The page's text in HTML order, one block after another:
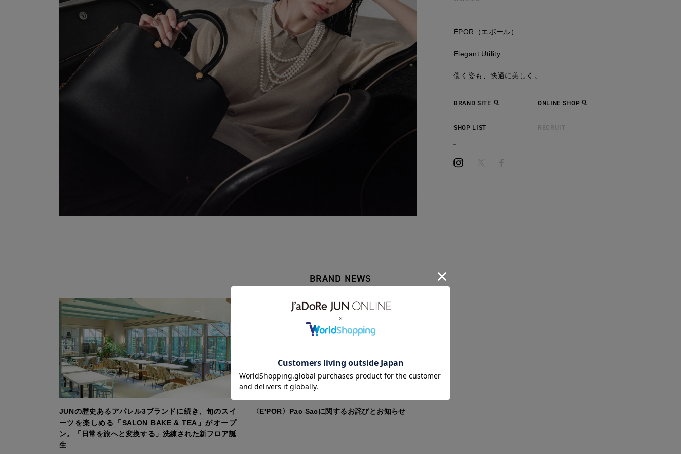
ÉPOR（エポール）
Elegant Utility
働く姿も、快適に美しく。
BRAND SITE ONLINE SHOP
SHOP LIST RECRUIT
BRAND NEWS
JUNの歴史あるアパレル3ブランドに続き、旬のスイ
ーツを楽しめる「SALON BAKE & TEA」がオープ
ン。「日常を旅へと変換する」洗練された新フロア誕
生
〈E'POR〉Pac Sacに関するお詫びとお知らせ